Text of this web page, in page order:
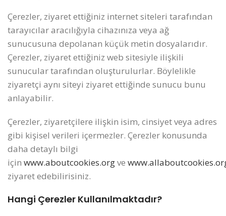
Çerezler, ziyaret ettiğiniz internet siteleri tarafından
tarayıcılar aracılığıyla cihazınıza veya ağ
sunucusuna depolanan küçük metin dosyalarıdır.
Çerezler, ziyaret ettiğiniz web sitesiyle ilişkili
sunucular tarafından oluşturulurlar. Böylelikle
ziyaretçi aynı siteyi ziyaret ettiğinde sunucu bunu
anlayabilir.
Çerezler, ziyaretçilere ilişkin isim, cinsiyet veya adres
gibi kişisel verileri içermezler. Çerezler konusunda
daha detaylı bilgi
için www.aboutcookies.orgve
ziyaret edebilirisiniz.
Hangi Çerezler Kullanılmaktadır?